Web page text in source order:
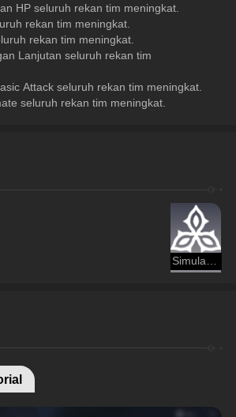
HP seluruh rekan tim meningkat.
rekan tim meningkat.
rekan tim meningkat.
Lanjutan seluruh rekan tim
Attack seluruh rekan tim meningkat.
seluruh rekan tim meningkat.
Simulated Universe: Emas dan Mesin